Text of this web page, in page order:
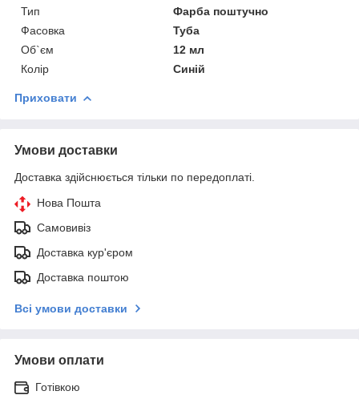
Тип
Фарба поштучно
Фасовка
Туба
Об`єм
12 мл
Колір
Синій
Приховати
Умови доставки
Доставка здійснюється тільки по передоплаті.
Нова Пошта
Самовивіз
Доставка кур'єром
Доставка поштою
Всі умови доставки
Умови оплати
Готівкою